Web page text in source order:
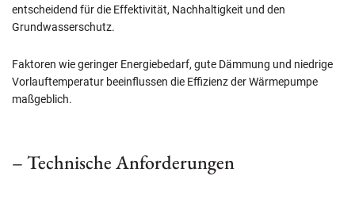
entscheidend für die Effektivität, Nachhaltigkeit und den
Grundwasserschutz.
Faktoren wie geringer Energiebedarf, gute Dämmung und niedrige
Vorlauftemperatur beeinflussen die Effizienz der Wärmepumpe
maßgeblich.
– Technische Anforderungen